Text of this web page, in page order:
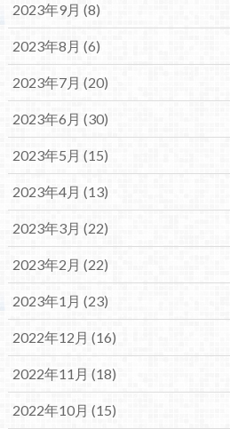
2023年9月 (8)
2023年8月 (6)
2023年7月 (20)
2023年6月 (30)
2023年5月 (15)
2023年4月 (13)
2023年3月 (22)
2023年2月 (22)
2023年1月 (23)
2022年12月 (16)
2022年11月 (18)
2022年10月 (15)